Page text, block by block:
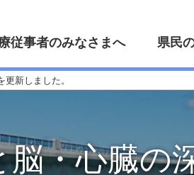
従事者のみなさまへ 県民
更新しました。
脳・心臓